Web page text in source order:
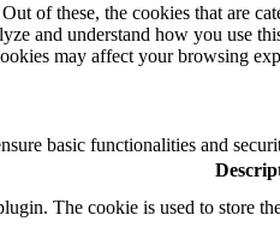
of these, the cookies that are
and understand how you use
may affect your browsing
basic functionalities and
The cookie is used to store